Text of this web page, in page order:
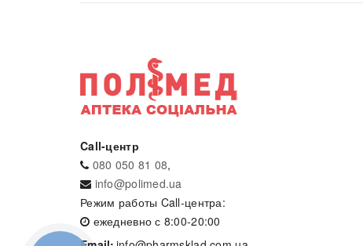
Call-центр
080 050 81 08,
info@polimed.ua
Режим работы Call-центра:
ежедневно с 8:00-20:00